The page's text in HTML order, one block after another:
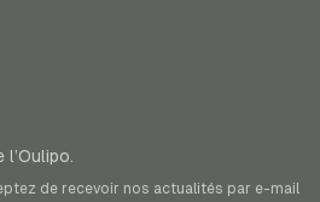
de recevoir nos actualités par e-mail